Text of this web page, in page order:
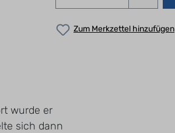
Zum Merkzettel hinzufügen
wurde er
sich dann